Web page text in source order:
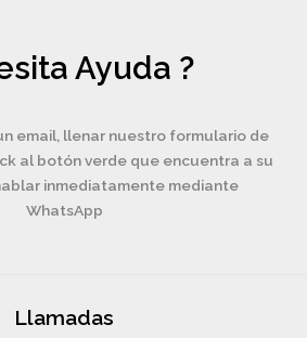
Ayuda ?
email, llenar nuestro formulario de
al botón verde que encuentra a su
inmediatamente mediante
WhatsApp
Llamadas